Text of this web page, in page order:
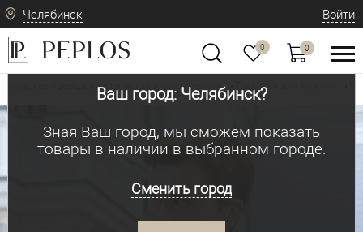
Челябинск
Ваш город: Челябинск?
Зная Ваш город, мы сможем показать
товары в наличии в выбранном городе.
Сменить город
Войти
0 0
Мужская одежда: классическая и современная Трикотаж для мужчин